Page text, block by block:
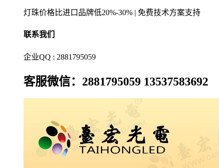
灯珠价格比进口品牌低20%-30% | 免费技术方案支持
联系我们
企业QQ : 2881795059
客服微信：2881795059 13537583692